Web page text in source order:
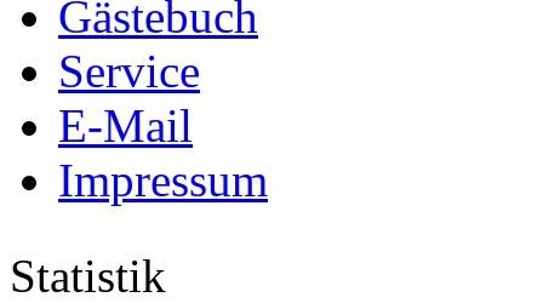
Gästebuch
Service
E-Mail
Impressum
Statistik